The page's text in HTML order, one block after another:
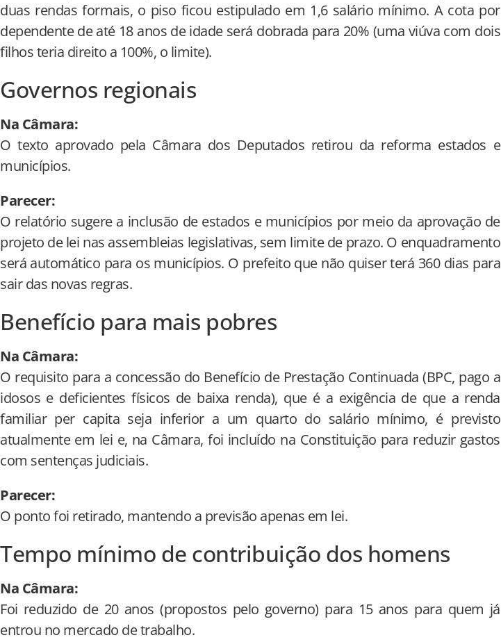
duas rendas formais, o piso ficou estipulado em 1,6 salário mínimo. A cota por
dependente de até 18 anos de idade será dobrada para 20% (uma viúva com dois
filhos teria direito a 100%, o limite).
Governos regionais
Na Câmara:
O texto aprovado pela Câmara dos Deputados retirou da reforma estados e
municípios.
Parecer:
O relatório sugere a inclusão de estados e municípios por meio da aprovação de
projeto de lei nas assembleias legislativas, sem limite de prazo. O enquadramento
será automático para os municípios. O prefeito que não quiser terá 360 dias para
sair das novas regras.
Benefício para mais pobres
Na Câmara:
O requisito para a concessão do Benefício de Prestação Continuada (BPC, pago a
idosos e deficientes físicos de baixa renda), que é a exigência de que a renda
familiar per capita seja inferior a um quarto do salário mínimo, é previsto
atualmente em lei e, na Câmara, foi incluído na Constituição para reduzir gastos
com sentenças judiciais.
Parecer:
O ponto foi retirado, mantendo a previsão apenas em lei.
Tempo mínimo de contribuição dos homens
Na Câmara:
Foi reduzido de 20 anos (propostos pelo governo) para 15 anos para quem já
entrou no mercado de trabalho.